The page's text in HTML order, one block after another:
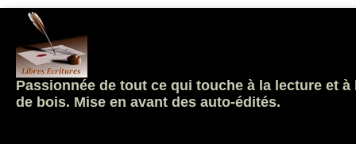
Passionnée de tout ce qui touche à la lecture et
de bois. Mise en avant des auto-édités.